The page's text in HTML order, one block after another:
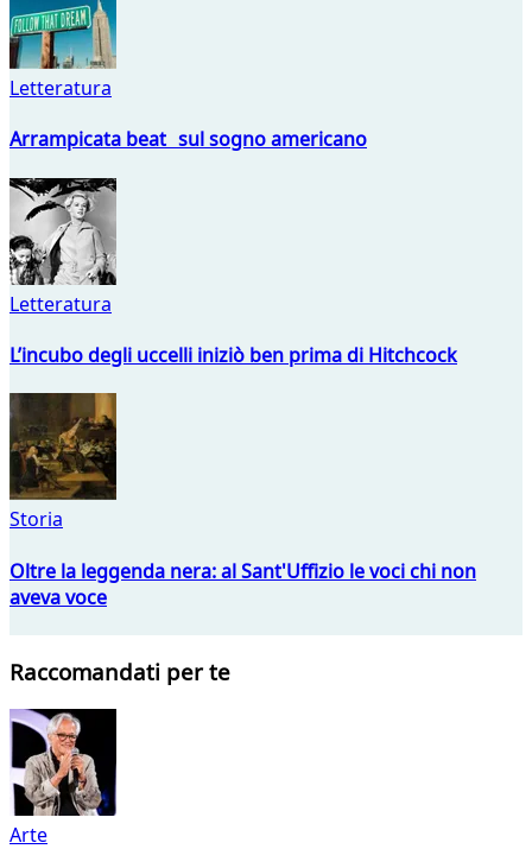
Letteratura
Arrampicata beat sul sogno americano
Letteratura
L’incubo degli uccelli iniziò ben prima di Hitchcock
Storia
Oltre la leggenda nera: al Sant'Uffizio le voci chi non
aveva voce
Raccomandati per te
Arte